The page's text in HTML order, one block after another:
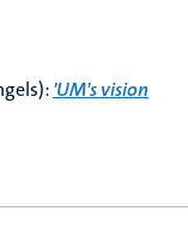
'UM's vision